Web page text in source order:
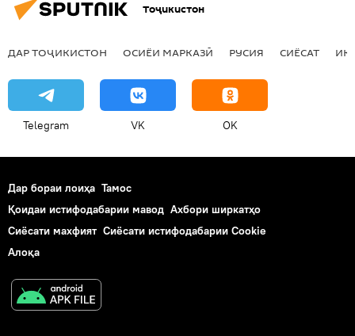
Тоҷикистон
ДАР ТОҶИКИСТОН ОСИЁИ МАРКАЗӢ РУСИЯ СИЁСАТ
Telegram VK OK
Дар бораи лоиҳа Тамос
Қоидаи истифодабарии мавод Ахбори ширкатҳо
Сиёсати махфият Сиёсати истифодабарии Cookie
Алоқа